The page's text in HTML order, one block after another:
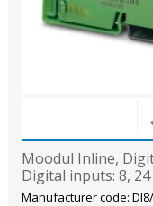
Moodul Inline,
Digital inputs: 8,
Manufacturer code: